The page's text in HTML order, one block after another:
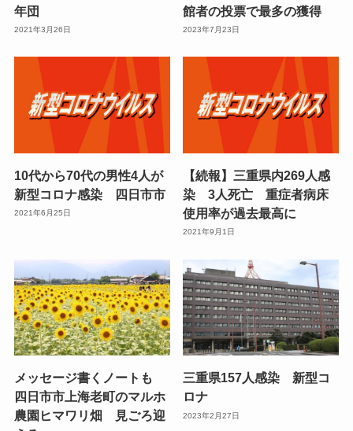
年団
2021年3月26日
館者の投票で最多の獲得
2023年7月23日
10代から70代の男性4人が
新型コロナ感染 四日市市
2021年6月25日
【続報】三重県内269人感
染 3人死亡 重症者病床
使用率が過去最高に
2021年9月1日
メッセージ書くノートも
四日市市上海老町のマルホ
農園ヒマワリ畑 見ごろ迎
三重県157人感染 新型コ
ロナ
2023年2月27日